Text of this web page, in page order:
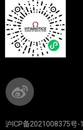
沪ICP备2021008375号-1